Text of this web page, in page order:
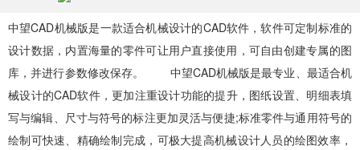
模拟经营
45款手游
音乐舞蹈
2款手游
儿童教育
3款手游
中望CAD机械版是一款适合机械设计的CAD软件，软件可定制标准的
设计数据，内置海量的零件可让用户直接使用，可自由创建专属的图
库，并进行参数修改保存。 中望CAD机械版是最专业、最适合机
械设计的CAD软件，更加注重设计功能的提升，图纸设置、明细表填
写与编辑、尺寸与符号的标注更加灵活与便捷;标准零件与通用符号的
绘制可快速、精确绘制完成，可极大提高机械设计人员的绘图效率，